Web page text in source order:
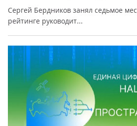
седьмое место в общероссийском